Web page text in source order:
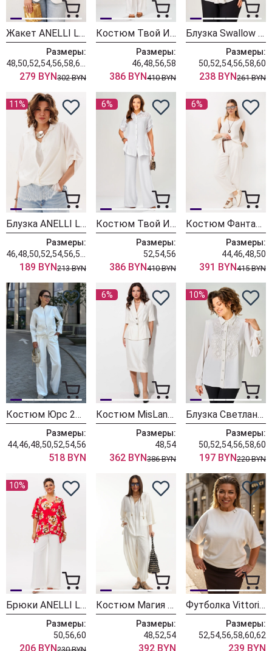
Жакет ANELLI LAUREL 1814 белый тюльпан
Размеры:
279 BYN302 BYN
Костюм Твой Имидж 2435 молочный
Размеры:
46,48,56,58
386 BYN410 BYN
Блузка Swallow 928-4
Размеры:
50,52,54,56,58,60
238 BYN261 BYN
11%
Блузка ANELLI LAUREL 1663-1 коконат
Размеры:
189 BYN213 BYN
6%
Костюм Твой Имидж 2427 белый
Размеры:
52,54,56
386 BYN410 BYN
6%
Костюм Фантазия Мод 5424
Размеры:
44,46,48,50
391 BYN415 BYN
Костюм Юрс 25-563-1 молочный
Размеры:
44,46,48,50,52,54,56
518 BYN
6%
Костюм MisLana 1294/2 бледно-золотой
Размеры:
48,54
362 BYN386 BYN
10%
Блузка Светлана-Стиль 2349 молочный
Размеры:
50,52,54,56,58,60
197 BYN220 BYN
10%
Брюки ANELLI LAUREL 1630 йогурт
Размеры:
50,56,60
206 BYN
Костюм Магия Моды 2722 молочный
Размеры:
48,52,54
392 BYN
Футболка Vittoria Queen 30553 молочный
Размеры:
52,54,56,58,60,62
239 BYN